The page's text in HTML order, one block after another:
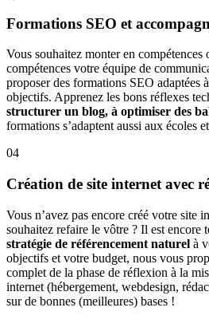
Formations SEO et
Vous souhaitez monter en compétences
compétences votre équipe de
proposer des formations SEO adaptées
objectifs. Apprenez les bons réflexes
structurer un blog, à optimiser des
formations s’adaptent aussi aux écoles
04
Création de site internet avec
Vous n’avez pas encore créé votre site
souhaitez refaire le vôtre ? Il est encore
stratégie de référencement naturel à
objectifs et votre budget, nous vous
complet de la phase de réflexion à la
internet (hébergement, webdesign,
sur de bonnes (meilleures) bases !